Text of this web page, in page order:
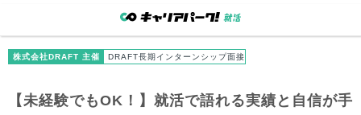
株式会社DRAFT 主催 DRAFT長期インターンシップ面接
【未経験でもOK！】就活で語れる実績と自信が手